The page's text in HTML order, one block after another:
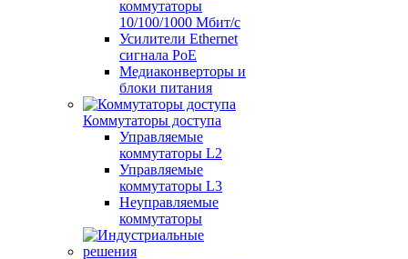
коммутаторы
10/100/1000 Мбит/с
Усилители Ethernet
сигнала PoE
Медиаконверторы и
блоки питания
Коммутаторы доступа
Управляемые
коммутаторы L2
Управляемые
коммутаторы L3
Неуправляемые
коммутаторы